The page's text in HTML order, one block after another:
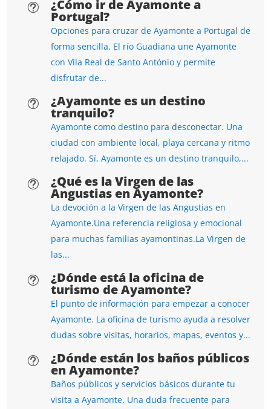
t ¿Cómo ir de Ayamonte a
Portugal?
Opciones para cruzar de Ayamonte a Portugal de
forma sencilla. El río Guadiana une Ayamonte
con Vila Real de Santo António y permite
disfrutar de...
t ¿Ayamonte es un destino
tranquilo?
Ayamonte como destino para desconectar. Una
ciudad con ambiente local, playa cercana y ritmo
relajado. Sí, Ayamonte es un destino tranquilo,...
t ¿Qué es la Virgen de las
Angustias en Ayamonte?
La devoción a la Virgen de las Angustias en
Ayamonte.Una referencia religiosa y emocional
para muchas familias ayamontinas.La Virgen de
las...
t ¿Dónde está la oficina de
turismo de Ayamonte?
El punto de información para empezar a conocer
Ayamonte. La oficina de turismo ayuda a resolver
dudas sobre visitas, horarios, mapas, eventos y...
t ¿Dónde están los baños públicos
en Ayamonte?
Baños públicos y servicios básicos durante tu
visita a Ayamonte. Una duda frecuente para